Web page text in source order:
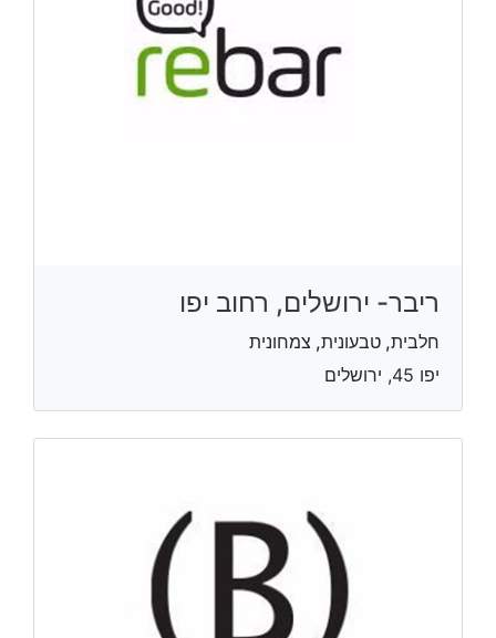
ריבר- ירושלים, רחוב יפו
חלבית, טבעונית, צמחונית
יפו 45, ירושלים